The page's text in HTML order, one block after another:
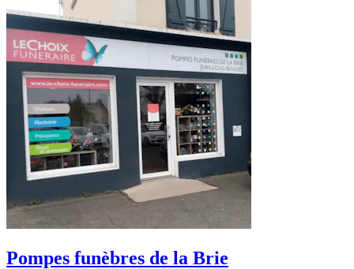
Pompes funèbres de la Brie